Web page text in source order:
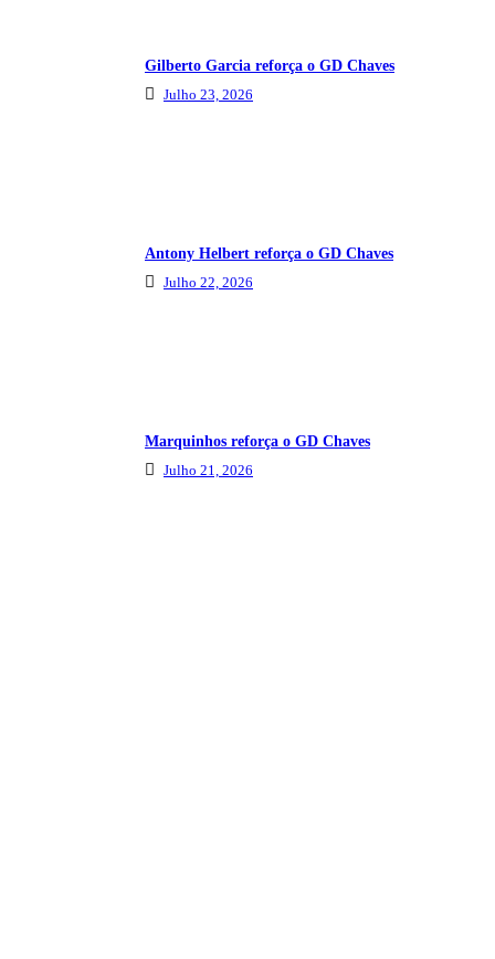
Gilberto Garcia reforça o GD Chaves
Julho 23, 2026
Antony Helbert reforça o GD Chaves
Julho 22, 2026
Marquinhos reforça o GD Chaves
Julho 21, 2026